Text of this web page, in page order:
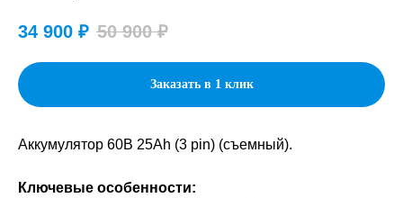
34 900 ₽ 50 900 ₽
Заказать в 1 клик
Аккумулятор 60В 25Аh (3 pin) (съемный).
Ключевые особенности: